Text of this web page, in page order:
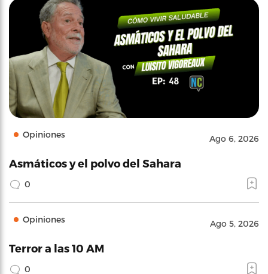
Opiniones Ago 6, 2026
Asmáticos y el polvo del Sahara
0
Opiniones Ago 5, 2026
Terror a las 10 AM
0